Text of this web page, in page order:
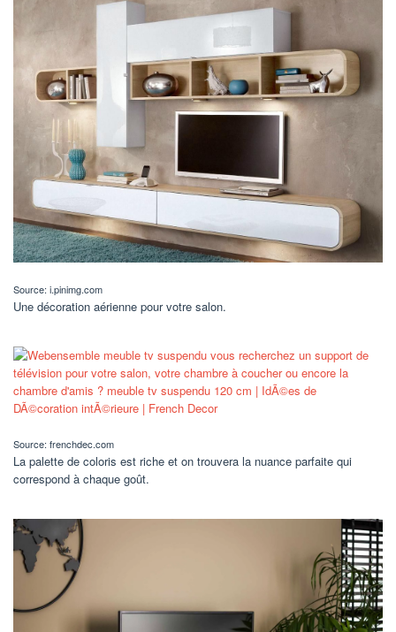
Source: i.pinimg.com
Une décoration aérienne pour votre salon.
Source: frenchdec.com
La palette de coloris est riche et on trouvera la nuance parfaite qui
correspond à chaque goût.